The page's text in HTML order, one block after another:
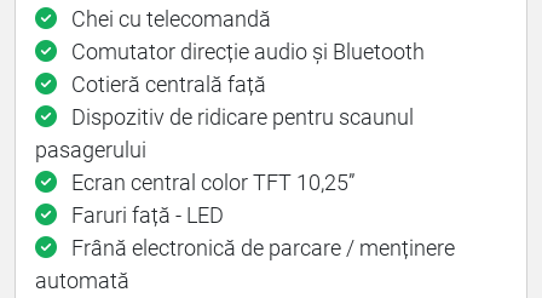
Chei cu telecomandă
Comutator direcție audio și Bluetooth
Cotieră centrală față
Dispozitiv de ridicare pentru scaunul
pasagerului
Ecran central color TFT 10,25”
Faruri față - LED
Frână electronică de parcare / menținere
automată